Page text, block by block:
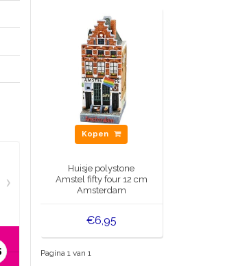
Kopen
Huisje polystone
Amstel fifty four 12 cm
Amsterdam
€6,95
Pagina 1 van 1